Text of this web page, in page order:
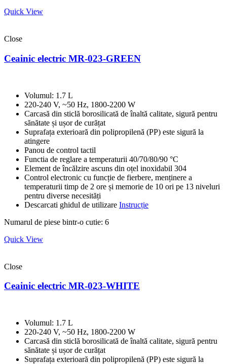
Quick View
Close
Ceainic electric MR-023-GREEN
Volumul: 1.7 L
220-240 V, ~50 Hz, 1800-2200 W
Carcasă din sticlă borosilicată de înaltă calitate, sigură pentru
sănătate și ușor de curățat
Suprafața exterioară din polipropilenă (PP) este sigură la
atingere
Panou de control tactil
Functia de reglare a temperaturii 40/70/80/90 °C
Element de încălzire ascuns din oțel inoxidabil 304
Control electronic cu funcție de fierbere, menținere a
temperaturii timp de 2 ore și memorie de 10 ori pe 13 niveluri
pentru diverse necesități
Descarcati ghidul de utilizare Instrucție
Numarul de piese bintr-o cutie: 6
Quick View
Close
Ceainic electric MR-023-WHITE
Volumul: 1.7 L
220-240 V, ~50 Hz, 1800-2200 W
Carcasă din sticlă borosilicată de înaltă calitate, sigură pentru
sănătate și ușor de curățat
Suprafața exterioară din polipropilenă (PP) este sigură la